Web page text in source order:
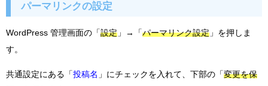
パーマリンクの設定
WordPress 管理画面の「 設定 」→「 パーマリンク設定 」を押しま
す。
共通設定にある「 投稿名 」にチェックを入れて、下部の「 変更を保